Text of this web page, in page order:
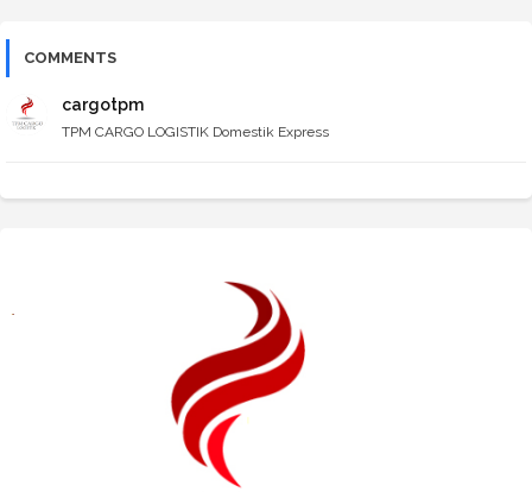
COMMENTS
cargotpm
TPM CARGO LOGISTIK Domestik Express